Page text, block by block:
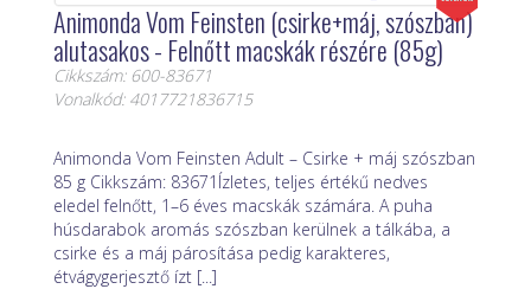
Animonda Vom Feinsten (csirke+máj, szószban)
alutasakos - Felnőtt macskák részére (85g)
Cikkszám: 600-83671
Vonalkód: 4017721836715
Animonda Vom Feinsten Adult – Csirke + máj szószban
85 g Cikkszám: 83671Ízletes, teljes értékű nedves
eledel felnőtt, 1–6 éves macskák számára. A puha
húsdarabok aromás szószban kerülnek a tálkába, a
csirke és a máj párosítása pedig karakteres,
étvágygerjesztő ízt [...]